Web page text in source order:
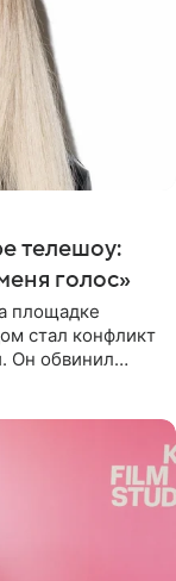
телешоу:
голос»
площадке
стал конфликт
Он обвинил